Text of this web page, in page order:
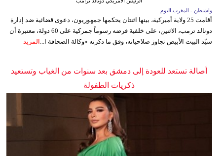
واشنطن - المغرب اليوم
أقامت 25 ولاية أميركية، بينها اثنتان يحكمها جمهوريون، دعوى قضائية ضد إدارة
دونالد ترمب، الاثنين، على خلفية فرضه رسوماً جمركية على 60 دولة، معتبرة أن
سيّد البيت الأبيض تجاوز صلاحياته، وفق ما ذكرته «وكالة الصحافة ا...
المزيد
أصالة تستعد للعودة إلى دمشق بعد سنوات من الغياب وتستعيد
ذكريات الطفولة